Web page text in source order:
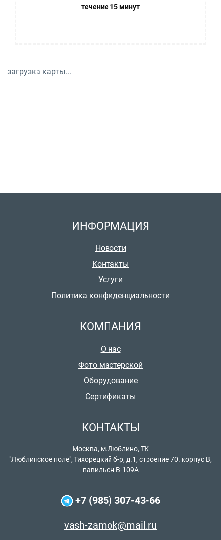
течение 15 минут
загрузка карты...
ИНФОРМАЦИЯ
Новости
Контакты
Услуги
Политика конфиденциальности
КОМПАНИЯ
О нас
Фото мастерской
Оборудование
Сертификаты
КОНТАКТЫ
Москва, м.Люблино, ТК
"Люблинское поле", Тихорецкий б-р, д.1, строение 70. корпус В,
павильон В-109А
+7 (985) 307-43-66
vash-zamok@mail.ru